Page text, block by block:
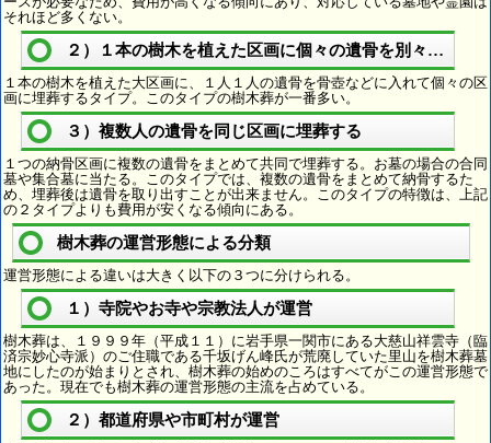
それほど多くない。
２）１本の樹木を植えた区画に個々の遺骨を別々に埋葬
１本の樹木を植えた大区画に、１人１人の遺骨を骨壺などに入れて個々の区
画に埋葬するタイプ。このタイプの樹木葬が一番多い。
３）複数人の遺骨を同じ区画に埋葬する
１つの納骨区画に複数の遺骨をまとめて共同で埋葬する。お墓の場合の合同
墓や集合墓に当たる。このタイプでは、複数の遺骨をまとめて納骨するた
め、埋葬後は遺骨を取り出すことが出来ません。このタイプの特徴は、上記
の２タイプよりも費用が安くなる傾向にある。
樹木葬の運営形態による分類
運営形態による違いは大きく以下の３つに分けられる。
１）寺院やお寺や宗教法人が運営
樹木葬は、１９９９年（平成１１）に岩手県一関市にある大慈山祥雲寺（臨
済宗妙心寺派）のご住職である千坂げん峰氏が荒廃していた里山を樹木葬墓
地にしたのが始まりとされ、樹木葬の始めのころはすべてがこの運営形態で
あった。現在でも樹木葬の運営形態の主流を占めている。
２）都道府県や市町村が運営